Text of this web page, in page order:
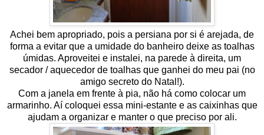
Achei bem apropriado, pois a persiana por si é arejada, de
forma a evitar que a umidade do banheiro deixe as toalhas
úmidas. Aproveitei e instalei, na parede à direita, um
secador / aquecedor de toalhas que ganhei do meu pai (no
amigo secreto do Natal!).
Com a janela em frente à pia, não há como colocar um
armarinho. Aí coloquei essa mini-estante e as caixinhas que
ajudam a organizar e manter o que preciso por ali.